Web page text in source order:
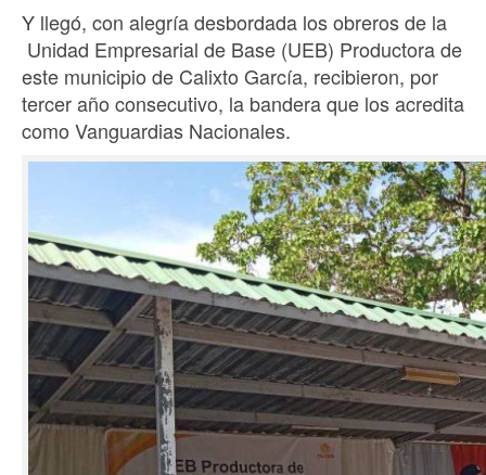
Y llegó, con alegría desbordada los obreros de la
Unidad Empresarial de Base (UEB) Productora de
este municipio de Calixto García, recibieron, por
tercer año consecutivo, la bandera que los acredita
como Vanguardias Nacionales.